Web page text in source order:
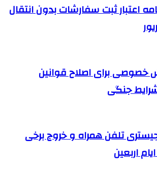
اعتبار ثبت سفارشات بدون انتقال
خصوصی برای اصلاح قوانین
جنگی
تلفن همراه و خروج برخی
اربعین